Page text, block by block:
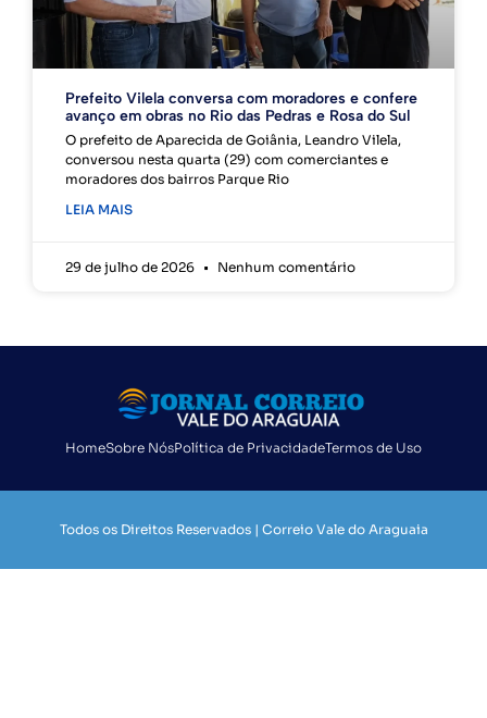
Prefeito Vilela conversa com moradores e confere
avanço em obras no Rio das Pedras e Rosa do Sul
O prefeito de Aparecida de Goiânia, Leandro Vilela,
conversou nesta quarta (29) com comerciantes e
moradores dos bairros Parque Rio
LEIA MAIS
29 de julho de 2026 Nenhum comentário
HomeSobre NósPolítica de PrivacidadeTermos de Uso
Todos os Direitos Reservados | Correio Vale do Araguaia